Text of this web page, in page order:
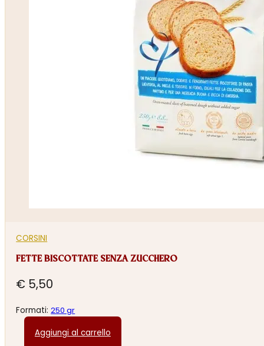
CORSINI
FETTE BISCOTTATE SENZA ZUCCHERO
€ 5,50
Formati:250 gr
Aggiungi al carrello